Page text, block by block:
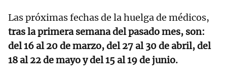
Las próximas fechas de la huelga de médicos,
tras la primera semana del pasado mes, son:
del 16 al 20 de marzo, del 27 al 30 de abril, del
18 al 22 de mayo y del 15 al 19 de junio.